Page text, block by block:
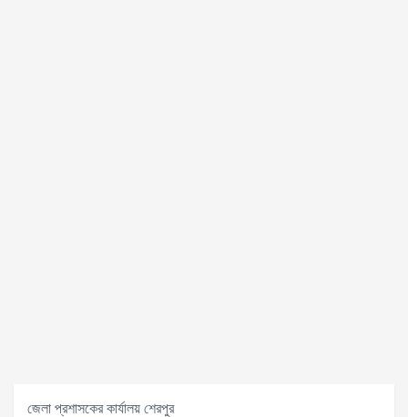
জেলা প্রশাসকের কার্যালয় শেরপুর